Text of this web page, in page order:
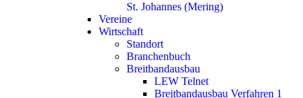
St. Johannes (Mering)
Vereine
Wirtschaft
Standort
Branchenbuch
Breitbandausbau
LEW Telnet
Breitbandausbau Verfahren 1